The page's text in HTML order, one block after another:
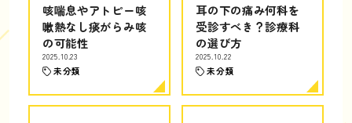
咳喘息やアトピー咳
嗽熱なし痰がらみ咳
の可能性
2025.10.23
未分類
耳の下の痛み何科を
受診すべき？診療科
の選び方
2025.10.22
未分類